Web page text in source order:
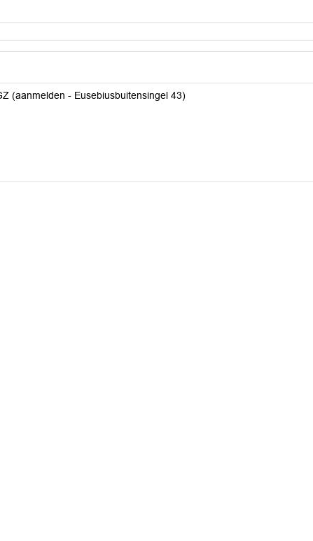
09h00 - 12h00 Werkbezoek OGGZ (aanmelden - Eusebiusbuitensingel 43)